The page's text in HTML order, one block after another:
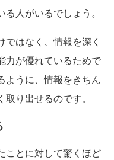
人がいるでしょう。
ではなく、情報を深く
力が優れているためで
ように、情報をきちん
り出せるのです。
ことに対して驚くほど